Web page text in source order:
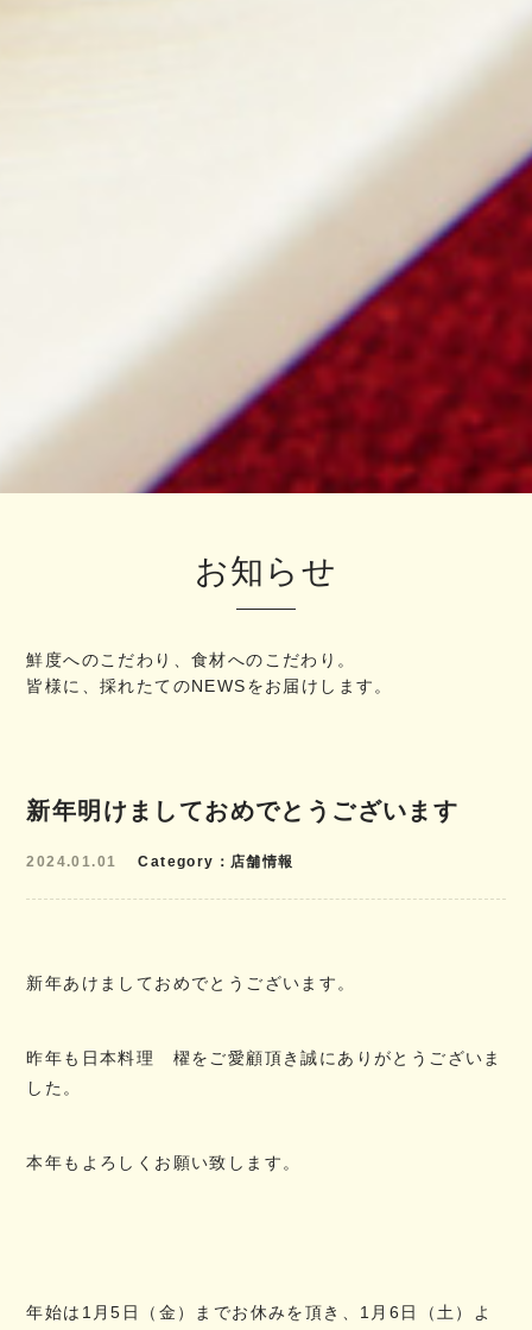
お知らせ
鮮度へのこだわり、食材へのこだわり。
皆様に、採れたてのNEWSをお届けします。
新年明けましておめでとうございます
2024.01.01 Category 店舗情報
新年あけましておめでとうございます。
昨年も日本料理 櫂をご愛顧頂き誠にありがとうございま
した。
本年もよろしくお願い致します。
年始は1月5日（金）までお休みを頂き、1月6日（土）よ